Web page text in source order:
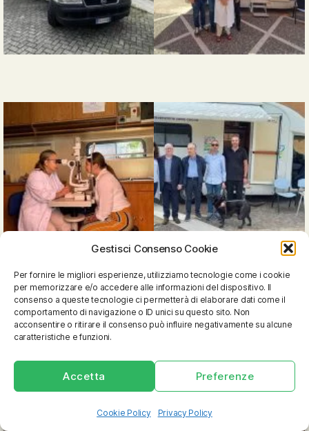
Gestisci Consenso Cookie
Per fornire le migliori esperienze, utilizziamo tecnologie come i cookie
per memorizzare e/o accedere alle informazioni del dispositivo. Il
consenso a queste tecnologie ci permetterà di elaborare dati come il
comportamento di navigazione o ID unici su questo sito. Non
acconsentire o ritirare il consenso può influire negativamente su alcune
caratteristiche e funzioni.
Accetta Preferenze
Cookie Policy Privacy Policy